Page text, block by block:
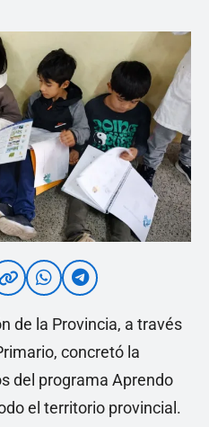
de la Provincia, a través
concretó la
del programa Aprendo
el territorio provincial.